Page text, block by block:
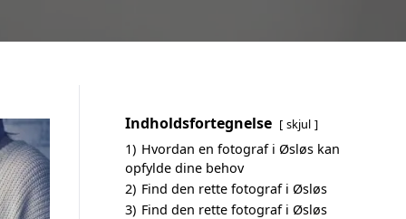
Indholdsfortegnelse skjul
1) Hvordan en fotograf i Øsløs kan
opfylde dine behov
2) Find den rette fotograf i Øsløs
3) Find den rette fotograf i Øsløs